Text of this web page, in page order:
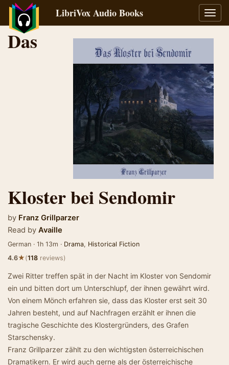
LibriVox Audio Books
Das
Kloster bei Sendomir
by Franz Grillparzer
Read by Availle
German · 1h 13m · Drama, Historical Fiction
4.6★(118 reviews)
Zwei Ritter treffen spät in der Nacht im Kloster von Sendomir
ein und bitten dort um Unterschlupf, der ihnen gewährt wird.
Von einem Mönch erfahren sie, dass das Kloster erst seit 30
Jahren besteht, und auf Nachfragen erzählt er ihnen die
tragische Geschichte des Klostergründers, des Grafen
Starschensky.
Franz Grillparzer zählt zu den wichtigsten österreichischen
Dramatikern. Er wird auch gerne als der österreichische